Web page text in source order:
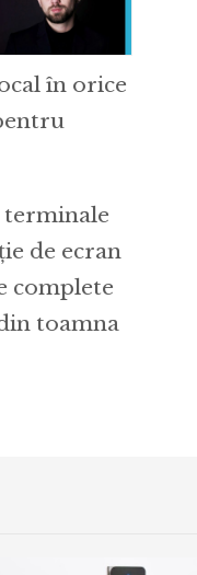
în orice
terminale
de ecran
complete
toamna